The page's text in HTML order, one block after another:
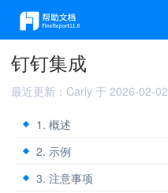
钉钉集成
最近更新：Carly 于 2026-02-02
1. 概述
2. 示例
3. 注意事项